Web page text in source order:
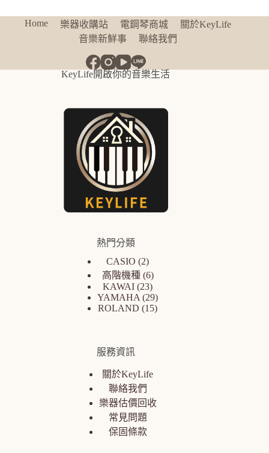
Home 樂器收購站 電鋼琴商城
關於KeyLife
音樂新鮮事
聯絡我們
KeyLife開啟你的音樂生活
熱門分類
CASIO 2
高階機種 6
KAWAI 23
YAMAHA 29
ROLAND
15
服務資訊
關於KeyLife
聯絡我們
樂器估價回收
常見問題
保固條款